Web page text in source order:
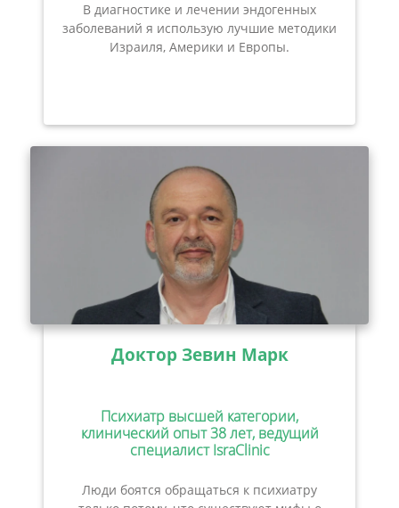
В диагностике и лечении эндогенных
заболеваний я использую лучшие методики
Израиля, Америки и Европы.
Доктор Зевин Марк
Психиатр высшей категории,
клинический опыт 38 лет, ведущий
специалист IsraClinic
Люди боятся обращаться к психиатру